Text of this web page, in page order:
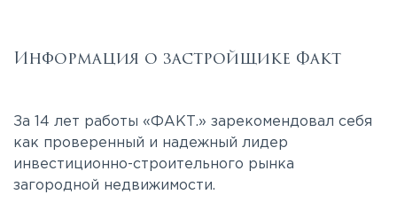
Информация о застройщике Факт
За 14 лет работы «ФАКТ.» зарекомендовал себя
как проверенный и надежный лидер
инвестиционно-строительного рынка
загородной недвижимости.